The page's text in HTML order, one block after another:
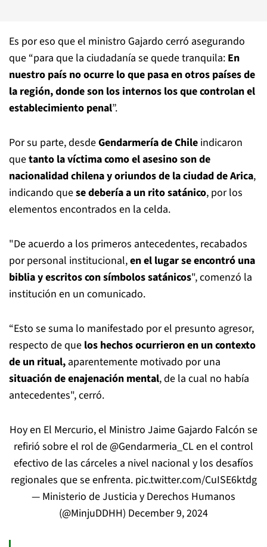
Es por eso que el ministro Gajardo cerró asegurando
que “para que la ciudadanía se quede tranquila: En
nuestro país no ocurre lo que pasa en otros países de
la región, donde son los internos los que controlan el
establecimiento penal”.
Por su parte, desdeGendarmería de Chile indicaron
quetanto la víctima como el asesino son de
nacionalidad chilena y oriundos de la ciudad de Arica,
indicando quese debería a un rito satánico, por los
elementos encontrados en la celda.
"De acuerdo a los primeros antecedentes, recabados
por personal institucional,en el lugar se encontró una
biblia y escritos con símbolos satánicos", comenzó la
institución en un comunicado.
“Esto se suma lo manifestado por el presunto agresor,
respecto de que los hechos ocurrieron en un contexto
de un ritual, aparentemente motivado por una
situación de enajenación mental, de la cual no había
antecedentes", cerró.
Hoy en El Mercurio, el Ministro Jaime Gajardo Falcón se
refirió sobre el rol de @Gendarmeria_CLen el control
efectivo de las cárceles a nivel nacional y los desafíos
regionales que se enfrenta. pic.twitter.com/CuISE6ktdg
— Ministerio de Justicia y Derechos Humanos
(@MinjuDDHH) December 9, 2024